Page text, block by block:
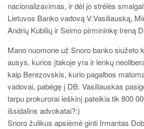
nacionalizavimas, ir dėl jo strėlės
Lietuvos Banko vadovą V.Vasiliauską,
Andrių Kubilių ir Seimo pirmininkę Ireną
Mano nuomone už Snoro banko siužeto
ausys, kurios įtakoje yra ir lenkų
kaip Berezovskis, kurio pagalbos
vadovai, pabėgę į DB. Vasiliauskas
tarpu prokurorai ieškinį pateikia tik 800
išsidalins advokatai?:)
Snoro žulikus apsiėmė ginti Irmantas